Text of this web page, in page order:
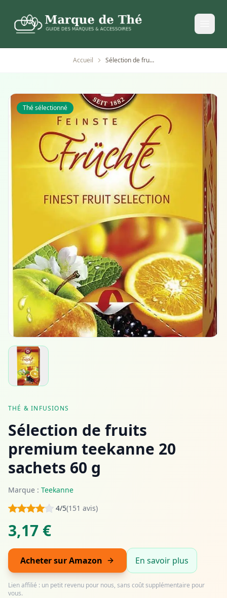
Accueil Sélection de fruits premium teekanne 20 sachets 60 g
Thé sélectionné
THÉ & INFUSIONS
Sélection de fruits
premium teekanne 20
sachets 60 g
Marque : Teekanne
4/5(151 avis)
3,17 €
Acheter sur Amazon En savoir plus
Lien affilié : un petit revenu pour nous, sans coût supplémentaire pour
vous.